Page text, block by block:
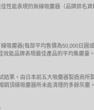
性能表現的無線吸塵器（品牌排名
吸塵器(每部平均售價為50,000日圓
能品牌表現最佳產品的平均集塵量
結果。由日本前五大吸塵器製造商所
頂級吸塵器所未能清理的多餘灰塵